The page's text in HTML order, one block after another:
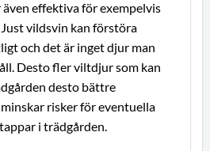
även effektiva för exempelvis
vildsvin kan förstöra
och det är inget djur man
Desto fler viltdjur som kan
desto bättre
risker för eventuella
i trädgården.